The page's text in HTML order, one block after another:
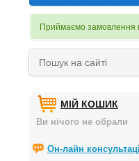
Приймаємо замовлення
МІЙ КОШИК
Ви нічого не обрали
Он-лайн